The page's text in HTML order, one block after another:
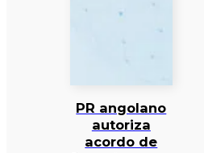
PR angolano
autoriza
acordo de